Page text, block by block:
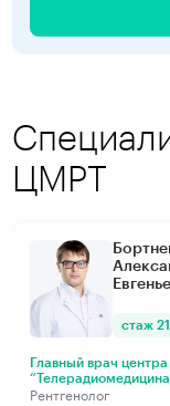
ЦМРТ
стаж
Главный врач центра
Рентгенолог